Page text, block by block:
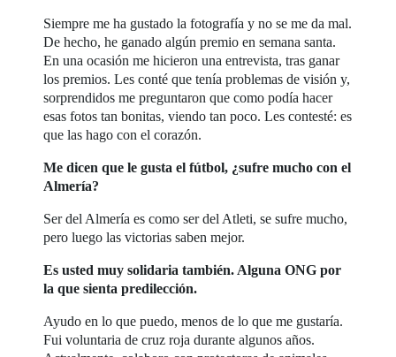
Siempre me ha gustado la fotografía y no se me da mal.
De hecho, he ganado algún premio en semana santa.
En una ocasión me hicieron una entrevista, tras ganar
los premios. Les conté que tenía problemas de visión y,
sorprendidos me preguntaron que como podía hacer
esas fotos tan bonitas, viendo tan poco. Les contesté: es
que las hago con el corazón.
Me dicen que le gusta el fútbol, ¿sufre mucho con el
Almería?
Ser del Almería es como ser del Atleti, se sufre mucho,
pero luego las victorias saben mejor.
Es usted muy solidaria también. Alguna ONG por
la que sienta predilección.
Ayudo en lo que puedo, menos de lo que me gustaría.
Fui voluntaria de cruz roja durante algunos años.